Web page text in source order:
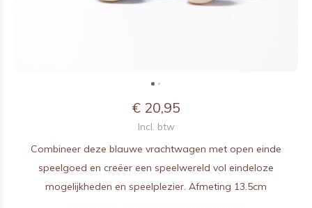
€ 20,95
Incl. btw
Combineer deze blauwe vrachtwagen met open einde
speelgoed en creëer een speelwereld vol eindeloze
mogelijkheden en speelplezier. Afmeting 13.5cm